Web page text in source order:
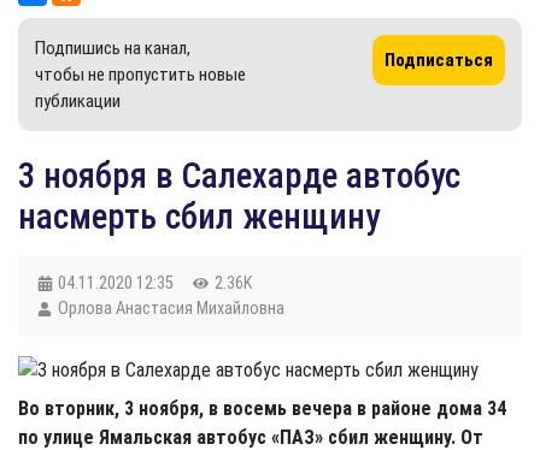
Подпишись на канал,
чтобы не пропустить новые
публикации
Подписаться
​3 ноября в Салехарде автобус
насмерть сбил женщину
04.11.2020 12:35
2.36K
Орлова Анастасия Михайловна
Во вторник, 3 ноября, в восемь вечера в районе дома 34
по улице Ямальская автобус «ПАЗ» сбил женщину. От